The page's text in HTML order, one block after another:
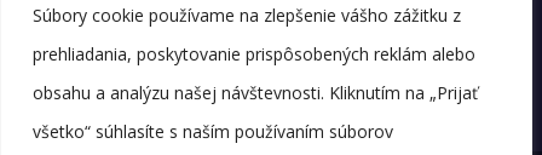
Súbory cookie používame na zlepšenie vášho zážitku z
prehliadania, poskytovanie prispôsobených reklám alebo
obsahu a analýzu našej návštevnosti. Kliknutím na „Prijať
všetko“ súhlasíte s naším používaním súborov